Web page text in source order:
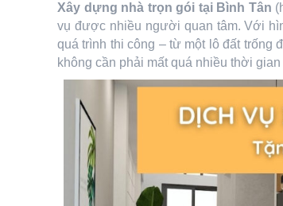
Xây dựng nhà trọn gói tại Bình Tân
vụ được nhiều người quan tâm. Với
quá trình thi công – từ một lô đất trống
không cần phải mất quá nhiều thời